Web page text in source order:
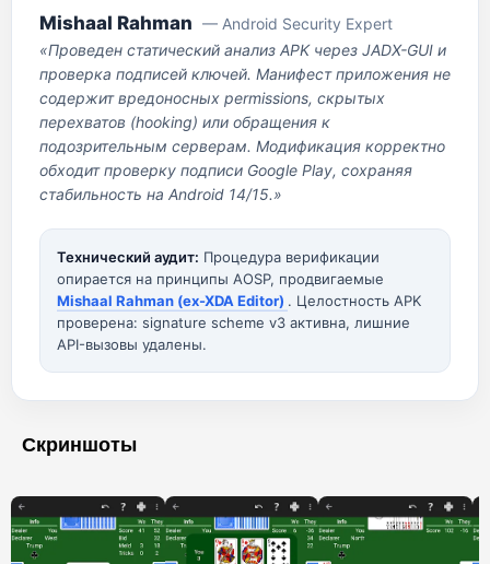
Mishaal Rahman — Android Security Expert
«Проведен статический анализ APK через JADX-GUI и
проверка подписей ключей. Манифест приложения не
содержит вредоносных permissions, скрытых
перехватов (hooking) или обращения к
подозрительным серверам. Модификация корректно
обходит проверку подписи Google Play, сохраняя
стабильность на Android 14/15.»
Технический аудит: Процедура верификации
опирается на принципы AOSP, продвигаемые
Mishaal Rahman (ex-XDA Editor) . Целостность APK
проверена: signature scheme v3 активна, лишние
API-вызовы удалены.
Скриншоты